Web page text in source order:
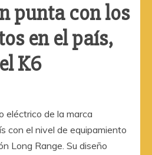
punta con los
en el país,
K6
eléctrico de la marca
con el nivel de equipamiento
Long Range. Su diseño